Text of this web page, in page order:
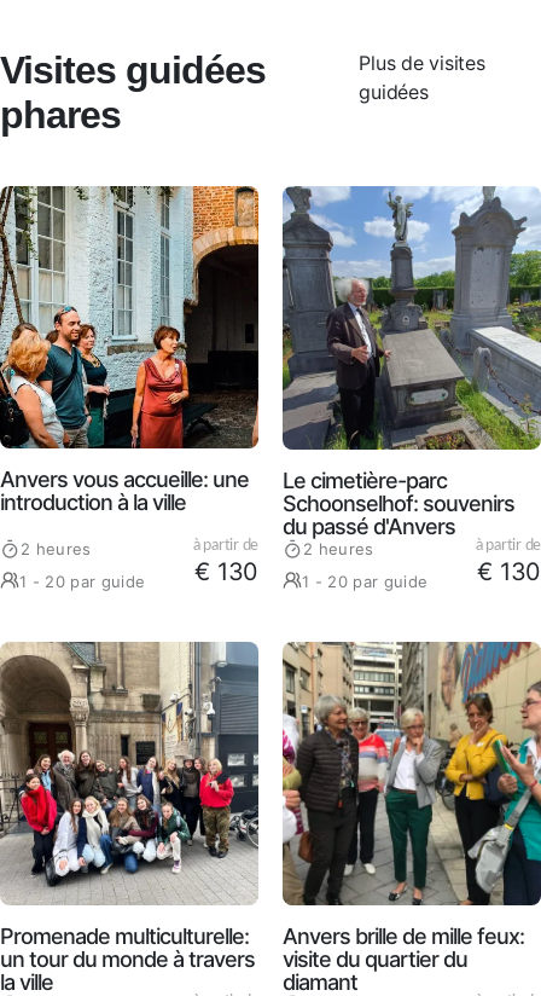
Visites guidées
phares
Plus de visites
guidées
Anvers vous accueille: une
introduction à la ville
2 heures
1 - 20 par guide
à partir de
€ 130
Le cimetière-parc
Schoonselhof: souvenirs
du passé d'Anvers
2 heures
1 - 20 par guide
à partir de
€ 130
Promenade multiculturelle:
un tour du monde à travers
la ville
Anvers brille de mille feux:
visite du quartier du
diamant